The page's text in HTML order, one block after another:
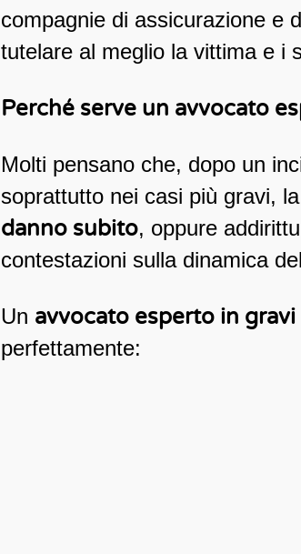
compagnie di assicurazione e
tutelare al meglio la vittima e i
Perché serve un avvocato
Molti pensano che, dopo un
soprattutto nei casi più gravi,
danno subito, oppure
contestazioni sulla dinamica
Un avvocato esperto in
perfettamente: